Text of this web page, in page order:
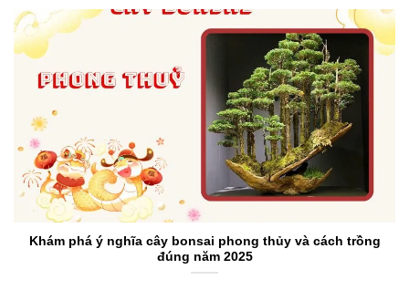
Khám phá ý nghĩa cây bonsai phong thủy và cách trồng
đúng năm 2025